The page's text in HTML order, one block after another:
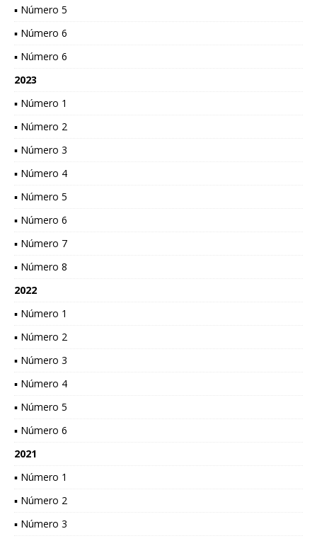
▪ Número 5
▪ Número 6
▪ Número 6
2023
▪ Número 1
▪ Número 2
▪ Número 3
▪ Número 4
▪ Número 5
▪ Número 6
▪ Número 7
▪ Número 8
2022
▪ Número 1
▪ Número 2
▪ Número 3
▪ Número 4
▪ Número 5
▪ Número 6
2021
▪ Número 1
▪ Número 2
▪ Número 3